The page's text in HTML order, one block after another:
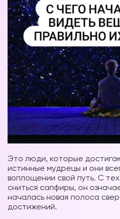
Это люди, которые
истинные мудрецы и они
воплощении свой путь. С
сниться сапфиры, он
началась новая полоса
достижений.